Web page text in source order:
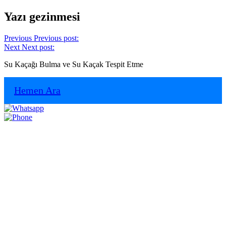
Yazı gezinmesi
Previous Previous post:
Next Next post:
Su Kaçağı Bulma ve Su Kaçak Tespit Etme
Hemen Ara